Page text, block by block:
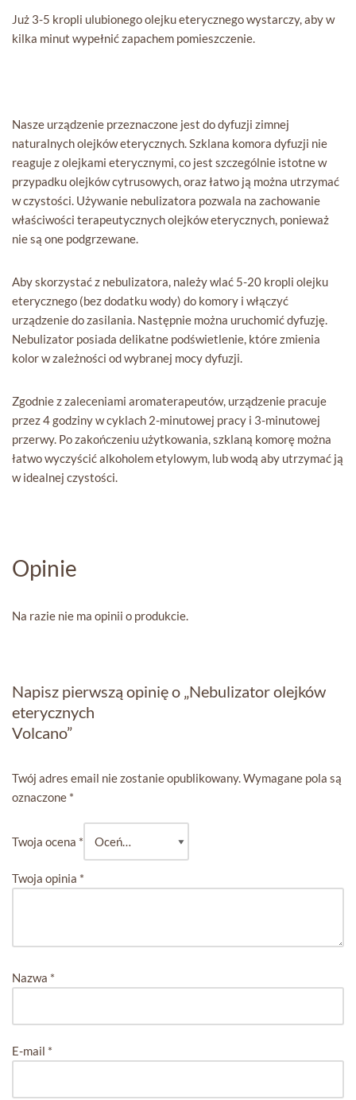
Już 3-5 kropli ulubionego olejku eterycznego wystarczy, aby w
kilka minut wypełnić zapachem pomieszczenie.
Nasze urządzenie przeznaczone jest do dyfuzji zimnej
naturalnych olejków eterycznych. Szklana komora dyfuzji nie
reaguje z olejkami eterycznymi, co jest szczególnie istotne w
przypadku olejków cytrusowych, oraz łatwo ją można utrzymać
w czystości. Używanie nebulizatora pozwala na zachowanie
właściwości terapeutycznych olejków eterycznych, ponieważ
nie są one podgrzewane.
Aby skorzystać z nebulizatora, należy wlać 5-20 kropli olejku
eterycznego (bez dodatku wody) do komory i włączyć
urządzenie do zasilania. Następnie można uruchomić dyfuzję.
Nebulizator posiada delikatne podświetlenie, które zmienia
kolor w zależności od wybranej mocy dyfuzji.
Zgodnie z zaleceniami aromaterapeutów, urządzenie pracuje
przez 4 godziny w cyklach 2-minutowej pracy i 3-minutowej
przerwy. Po zakończeniu użytkowania, szklaną komorę można
łatwo wyczyścić alkoholem etylowym, lub wodą aby utrzymać ją
w idealnej czystości.
Opinie
Na razie nie ma opinii o produkcie.
Napisz pierwszą opinię o „Nebulizator olejków
eterycznych
Volcano”
Twój adres email nie zostanie opublikowany.Wymagane pola są
oznaczone *
Twoja ocena *
Twoja opinia *
Nazwa *
E-mail *